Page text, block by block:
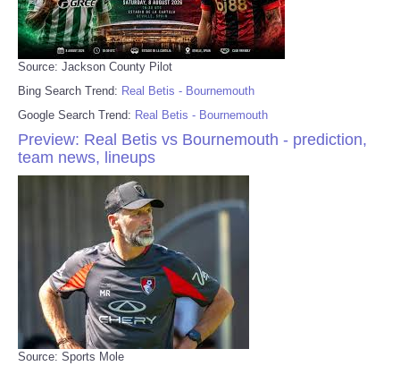
Source: Jackson County Pilot
Bing Search Trend: Real Betis - Bournemouth
Google Search Trend: Real Betis - Bournemouth
Preview: Real Betis vs Bournemouth - prediction,
team news, lineups
Source: Sports Mole